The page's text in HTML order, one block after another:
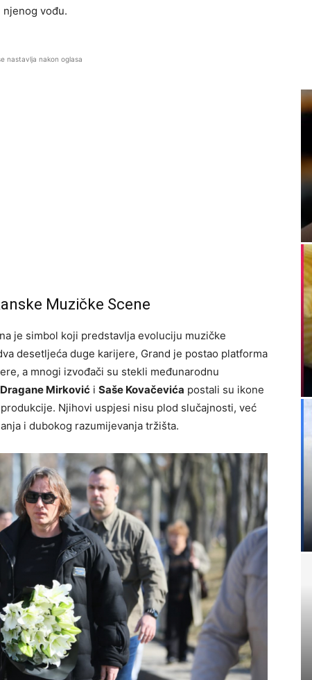
vođu.
nastavlja nakon oglasa
Muzičke Scene
je simbol koji predstavlja evoluciju muzičke
desetljeća duge karijere, Grand je postao platforma
a mnogi izvođači su stekli međunarodnu
Dragane Mirković i Saše Kovačevića postali su ikone
Njihovi uspjesi nisu plod slučajnosti, već
i dubokog razumijevanja tržišta.